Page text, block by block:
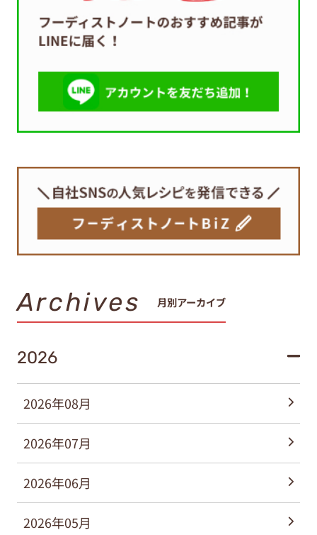
Archives 月別アーカイブ
2026
2026年08月
2026年07月
2026年06月
2026年05月